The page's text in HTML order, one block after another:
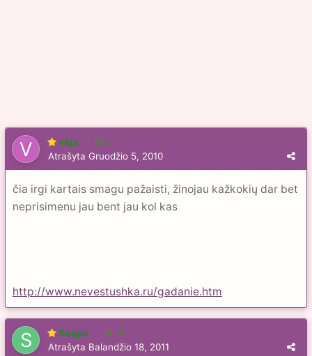
vėja 2
Atrašyta Gruodžio 5, 2010
čia irgi kartais smagu pažaisti, žinojau kažkokių dar bet
neprisimenu jau bent jau kol kas
http://www.nevestushka.ru/gadanie.htm
Snapė 13
Atrašyta Balandžio 18, 2011